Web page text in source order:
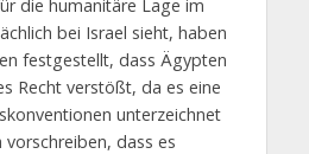
die humanitäre Lage im
bei Israel sieht, haben
festgestellt, dass Ägypten
Recht verstößt, da es eine
unterzeichnet
dass es